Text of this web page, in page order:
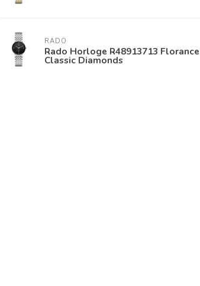
RADO
Rado Horloge R48913713 Florance
Classic Diamonds